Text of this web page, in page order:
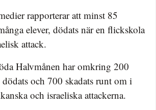
rapporterar att minst 85
elever, dödats när en flickskola
attack.
Halvmånen har omkring 200
och 700 skadats runt om i
och israeliska attackerna.